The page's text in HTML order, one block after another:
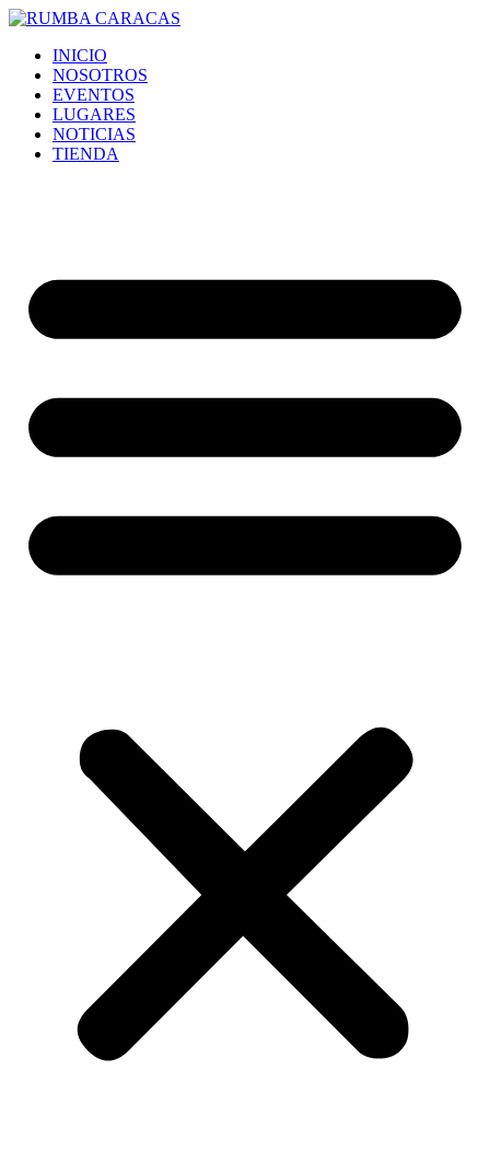
Ir
contenidoINICIO
NOSOTROS
EVENTOS
LUGARES
NOTICIAS
TIENDA